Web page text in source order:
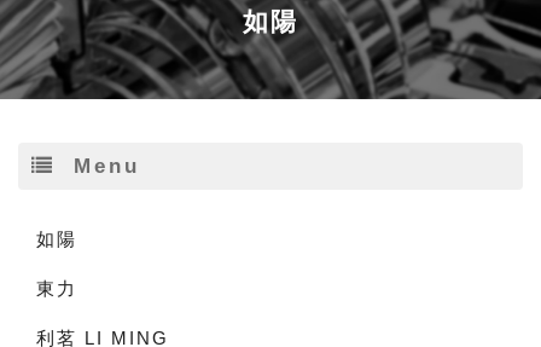
如陽
Menu
如陽
東力
利茗 LI MING